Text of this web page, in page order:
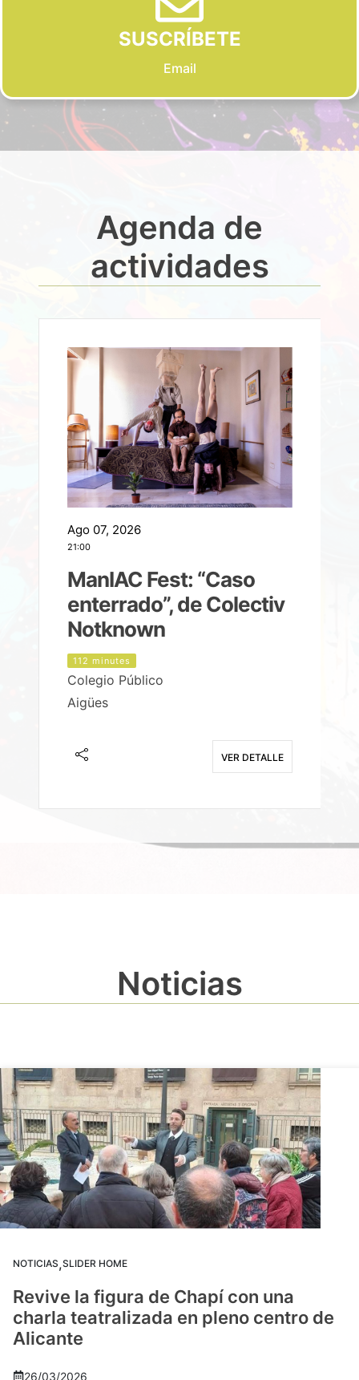
SUSCRÍBETE
Email
Agenda de
actividades
Ago 07, 2026
21:00
ManIAC Fest: “Caso
enterrado”, de Colectiv
Notknown
112 minutes
Colegio Público
Aigües
VER DETALLE
Noticias
NOTICIAS,SLIDER HOME
Revive la figura de Chapí con una
charla teatralizada en pleno centro de
Alicante
26/03/2026